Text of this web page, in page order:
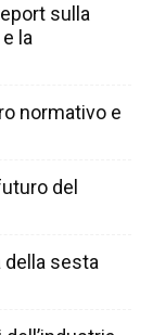
sulla
la
normativo e
del
della sesta